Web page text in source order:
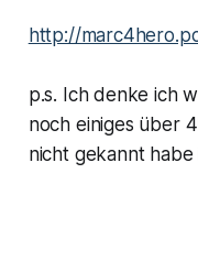
http://
p.s. Ich denke ich
noch einiges über
nicht gekannt